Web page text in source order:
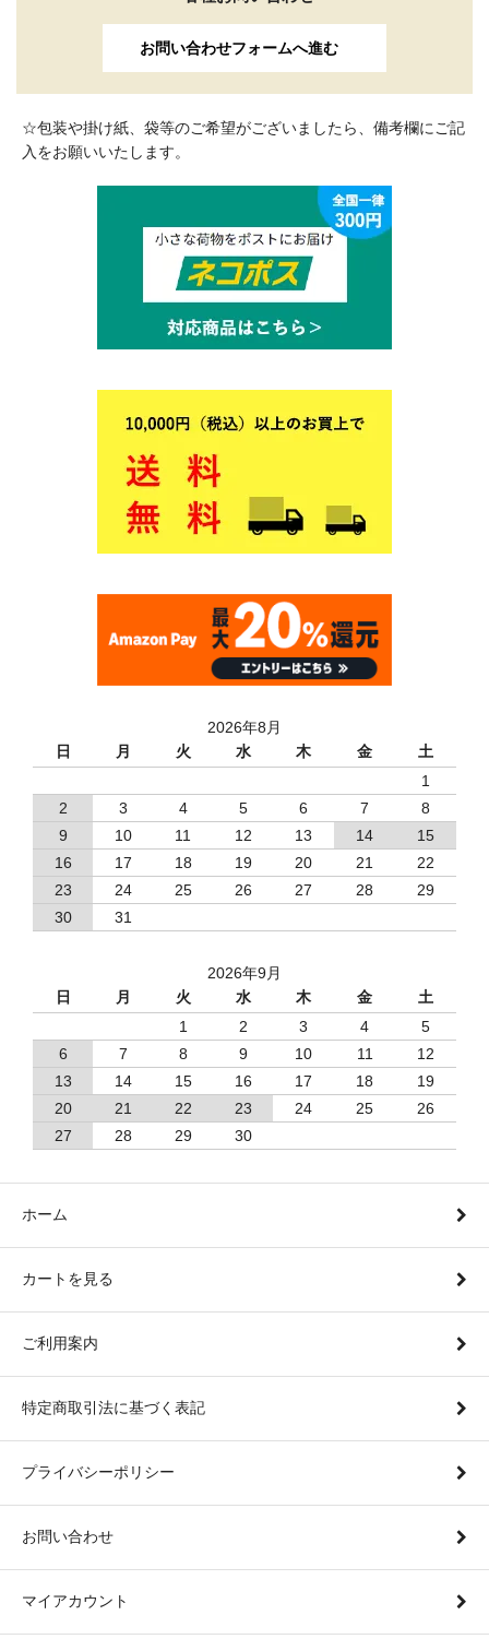
お問い合わせフォームへ進む
☆包装や掛け紙、袋等のご希望がございましたら、備考欄にご記
入をお願いいたします。
2026年8月
日
月 火 水 木 金
土
1
2
3 4 5 6 7
8
9
10 11 12 13 14
15
16
17 18 19 20 21
22
23
24 25 26 27 28
29
30
31
2026年9月
日
月 火 水 木 金
土
1
2 3 4
5
6
7 8 9 10 11
12
13
14 15 16 17 18
19
20
21 22 23 24 25
26
27
28 29 30
ホーム
カートを見る
ご利用案内
特定商取引法に基づく表記
プライバシーポリシー
お問い合わせ
マイアカウント